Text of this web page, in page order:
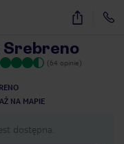
29
(64 opinie)
NA MAPIE
dostępna.